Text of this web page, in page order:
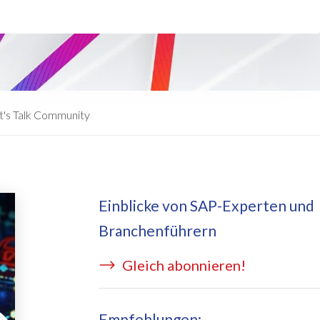
Form
Learning Request
auf Azure
BRIDGE Managed Services
Talk Community
Einblicke von SAP-Experten und
Branchenführern
Gleich abonnieren!